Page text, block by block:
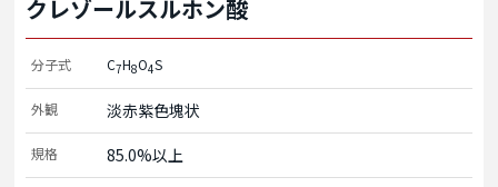
クレゾールスルホン酸
分子式 C7H8O4S
外観 淡赤紫色塊状
規格 85.0%以上